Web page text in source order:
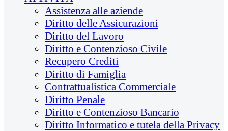
Assistenza alle aziende
Diritto delle Assicurazioni
Diritto del Lavoro
Diritto e Contenzioso Civile
Recupero Crediti
Diritto di Famiglia
Contrattualistica Commerciale
Diritto Penale
Diritto e Contenzioso Bancario
Diritto Informatico e tutela della Privacy